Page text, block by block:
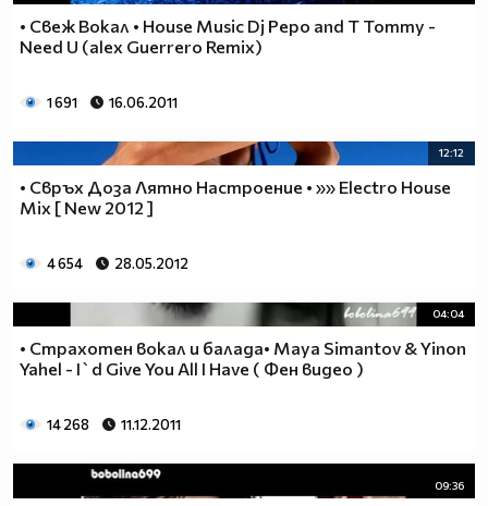
• Свеж Вокал • House Music Dj Pepo and T Tommy -
Need U (alex Guerrero Remix)
1 691 16.06.2011
12:12
• Свръх Доза Лятно Настроение • »» Electro House
Mix [ New 2012 ]
4 654 28.05.2012
04:04
• Страхотен вокал и балада• Maya Simantov & Yinon
Yahel - I`d Give You All I Have ( Фен видео )
14 268 11.12.2011
09:36